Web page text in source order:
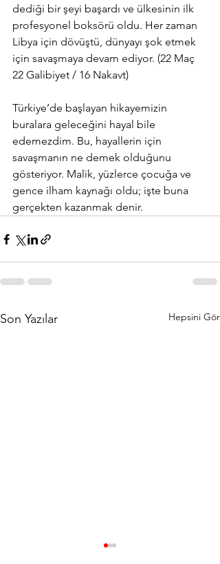
dediği bir şeyi başardı ve ülkesinin ilk
profesyonel boksörü oldu. Her zaman
Libya için dövüştü, dünyayı şok etmek
için savaşmaya devam ediyor. (22 Maç
22 Galibiyet / 16 Nakavt)
Türkiye’de başlayan hikayemizin
buralara geleceğini hayal bile
edemezdim. Bu, hayallerin için
savaşmanın ne demek olduğunu
gösteriyor. Malik, yüzlerce çocuğa ve
gence ilham kaynağı oldu; işte buna
gerçekten kazanmak denir.
Son Yazılar Hepsini Gör